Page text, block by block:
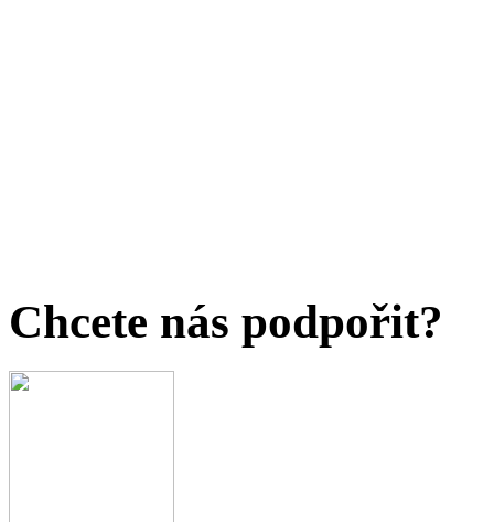
Chcete nás podpořit?